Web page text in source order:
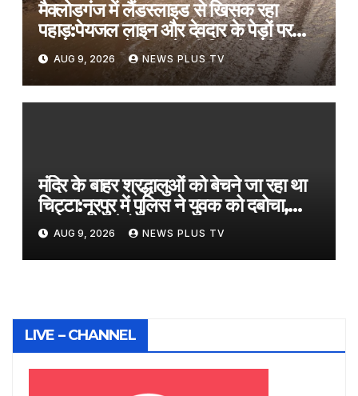
मैक्लोडगंज में लैंडस्लाइड से खिसक रहा
पहाड़:पेयजल लाइन और देवदार के पेड़ों पर
खतरा; सड़क के किनारे की मिट्टी धंसी
AUG 9, 2026 NEWS PLUS TV
मंदिर के बाहर श्रद्धालुओं को बेचने जा रहा था
चिट्टा:नूरपुर में पुलिस ने युवक को दबोचा,
2.86 ग्राम हेरोइन बरामद
AUG 9, 2026 NEWS PLUS TV
LIVE – CHANNEL